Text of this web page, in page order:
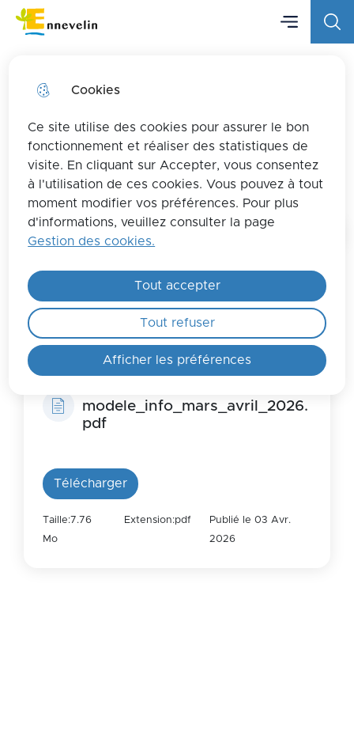
Cookies
Ce site utilise des cookies pour assurer le bon
fonctionnement et réaliser des statistiques de
visite. En cliquant sur Accepter, vous consentez
à l'utilisation de ces cookies. Vous pouvez à tout
moment modifier vos préférences. Pour plus
d'informations, veuillez consulter la page
Gestion des cookies.
Afficher les préférences
Tout accepter
Tout refuser
Aller
au
Consulter
le plan
du site
Ville d'Ennevelin
Menu
Information municipale mars-
avril 2026
Téléchargez ici l'information
municipale de la période mars- avril
2026
modele_info_mars_avril_2026.
pdf
Télécharger
Taille:7.76
Mo
Extension:pdf
Publié le 03 Avr.
2026